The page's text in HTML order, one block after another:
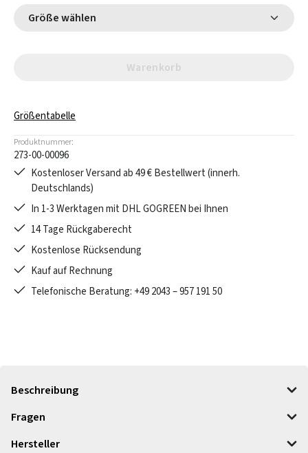
Größe wählen
Warenkorb
Größentabelle
Produktnummer:
273-00-00096
Kostenloser Versand ab 49 € Bestellwert (innerh.
Deutschlands)
In 1-3 Werktagen mit DHL GOGREEN bei Ihnen
14 Tage Rückgaberecht
Kostenlose Rücksendung
Kauf auf Rechnung
Telefonische Beratung: +49 2043 – 957 191 50
Beschreibung
Fragen
Hersteller